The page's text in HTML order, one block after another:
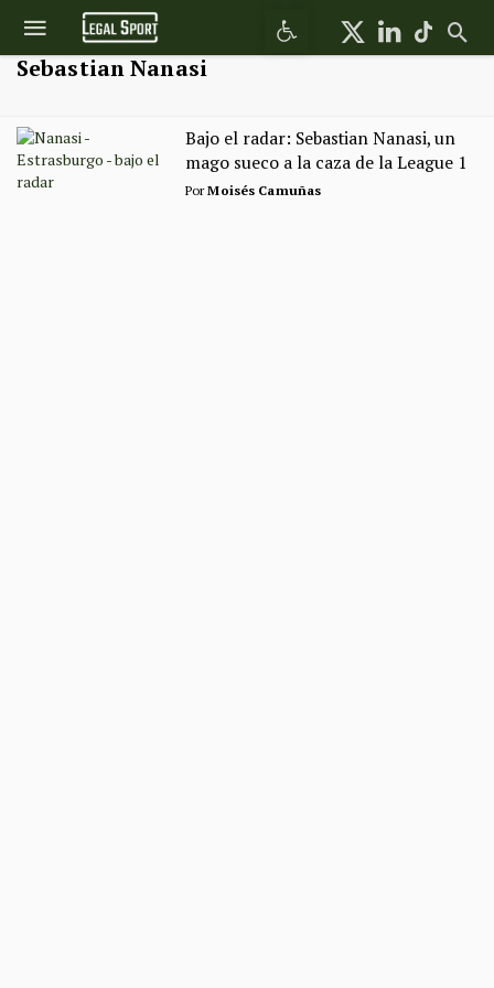
Abrir barra de herramientas
Sebastian Nanasi
Bajo el radar: Sebastian Nanasi, un
mago sueco a la caza de la League 1
PorMoisés Camuñas